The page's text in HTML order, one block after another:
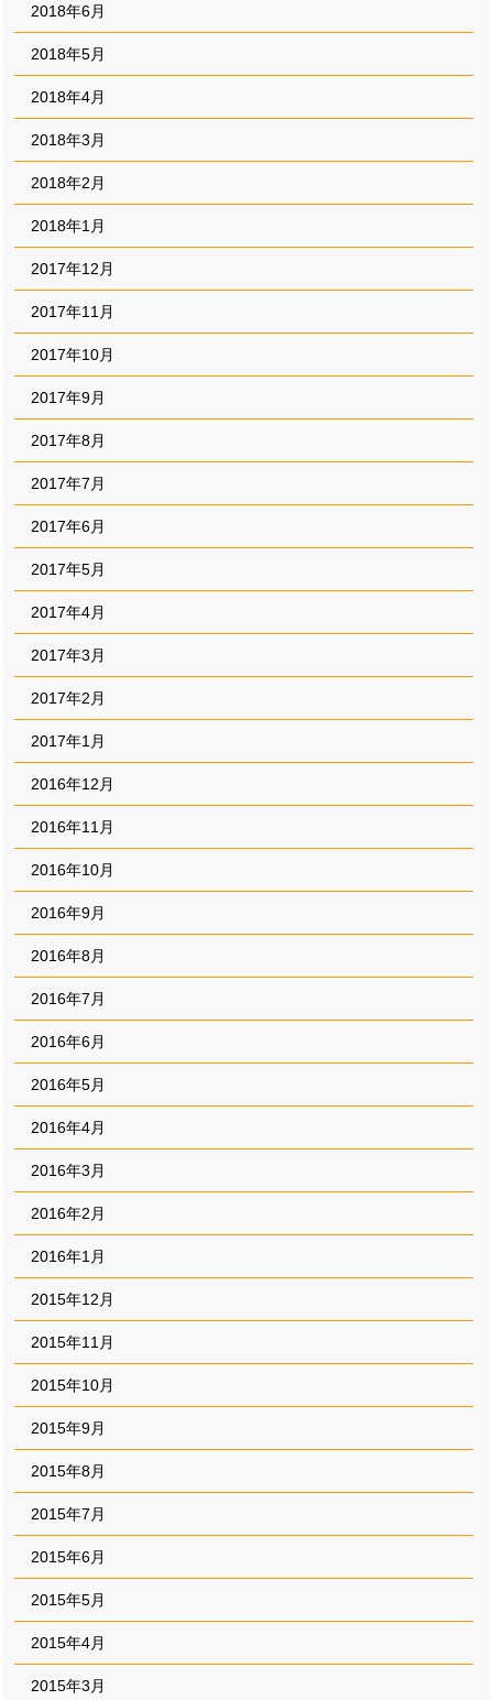
2018年6月
2018年5月
2018年4月
2018年3月
2018年2月
2018年1月
2017年12月
2017年11月
2017年10月
2017年9月
2017年8月
2017年7月
2017年6月
2017年5月
2017年4月
2017年3月
2017年2月
2017年1月
2016年12月
2016年11月
2016年10月
2016年9月
2016年8月
2016年7月
2016年6月
2016年5月
2016年4月
2016年3月
2016年2月
2016年1月
2015年12月
2015年11月
2015年10月
2015年9月
2015年8月
2015年7月
2015年6月
2015年5月
2015年4月
2015年3月